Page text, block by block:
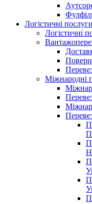
Логістичні послуги
Логістичні
Міжнародні